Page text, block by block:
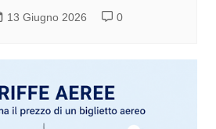
13 Giugno 2026 0